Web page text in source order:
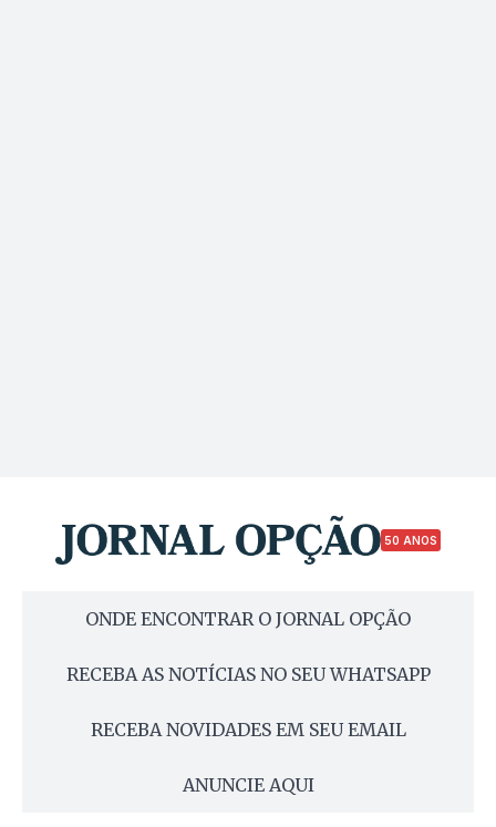
50 ANOS
ONDE ENCONTRAR O JORNAL OPÇÃO
RECEBA AS NOTÍCIAS NO SEU WHATSAPP
RECEBA NOVIDADES EM SEU EMAIL
ANUNCIE AQUI